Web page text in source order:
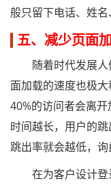
般只留下电话、姓名
五、减少页面
随着时代发展人
面加载的速度也极
40%的访问者会离
时间越长，用户的
跳出率就会越低，询
在为客户设计登